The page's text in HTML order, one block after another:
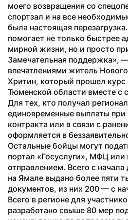
моего возвращения со
спортзал и на все
была настоящая
помогает не только быстрее
мирной жизни, но и просто
Замечательная поддержка»,
впечатлениями житель
Хритин, который прошел курс
Тюменской области вместе с
Для тех, кто получал
единовременные выплаты при
контракта или в связи с
оформляется в
Остальные бойцы могут
портал «Госуслуги», МФЦ или
отправлением. Всего с
на Ямале выдано более пяти
документов, из них 200 — с
Всего в регионе для
разработано свыше 80 мер